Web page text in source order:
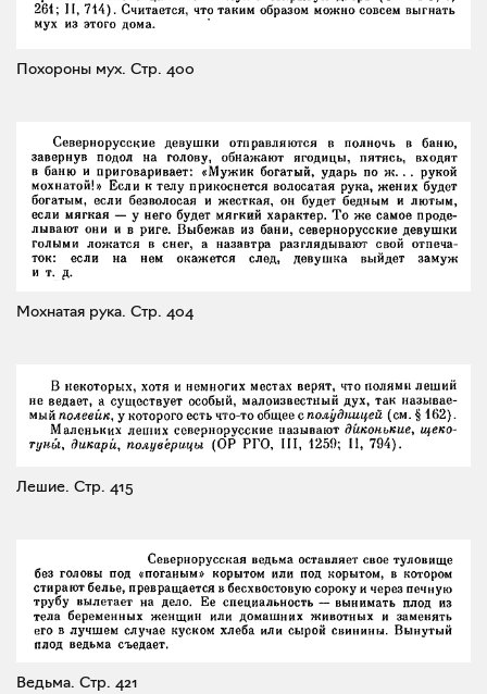
Похороны мух. Стр. 400
Мохнатая рука. Стр. 404
Лешие. Стр. 415
Ведьма. Стр. 421